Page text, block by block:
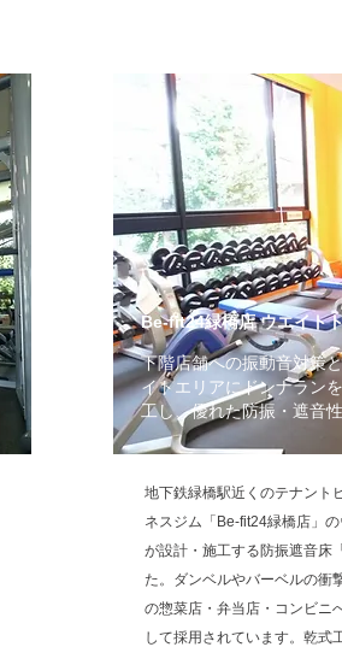
Be-fit24緑橋店 ウエイト
下階店舗への振動音対策
イトエリアにドンナラン
工し、優れた防振・遮音
地下鉄緑橋駅近くのテナント
ネスジム「Be-fit24緑橋店」
が設計・施工する防振遮音床
た。ダンベルやバーベルの衝
の惣菜店・弁当店・コンビニ
して採用されています。乾式